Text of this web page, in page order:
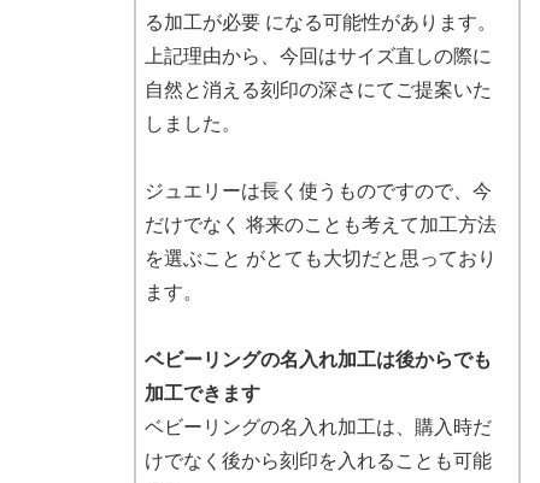
る加工が必要 になる可能性があります。
上記理由から、今回はサイズ直しの際に
自然と消える刻印の深さにてご提案いた
しました。
ジュエリーは長く使うものですので、今
だけでなく 将来のことも考えて加工方法
を選ぶこと がとても大切だと思っており
ます。
ベビーリングの名入れ加工は後からでも
加工できます
ベビーリングの名入れ加工は、購入時だ
けでなく後から刻印を入れることも可能